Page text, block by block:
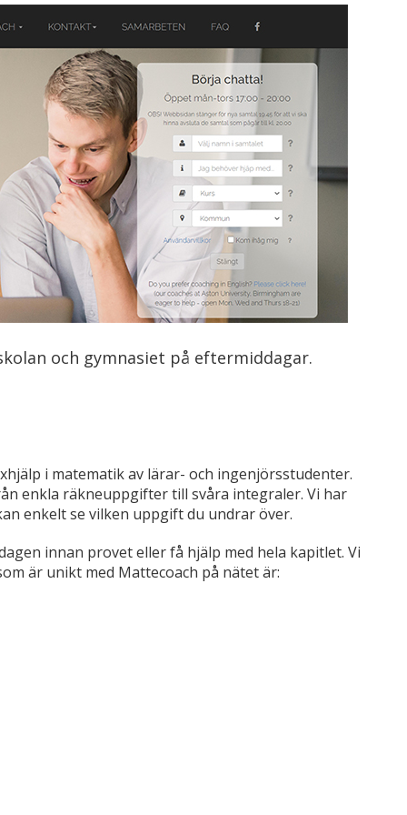
och gymnasiet på eftermiddagar.
i matematik av lärar- och ingenjörsstudenter.
enkla räkneuppgifter till svåra integraler. Vi har
enkelt se vilken uppgift du undrar över.
innan provet eller få hjälp med hela kapitlet. Vi
är unikt med Mattecoach på nätet är: